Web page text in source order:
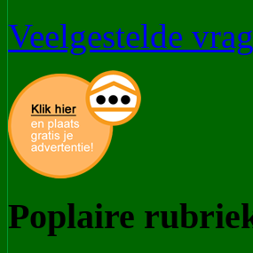
Veelgestelde
Poplaire